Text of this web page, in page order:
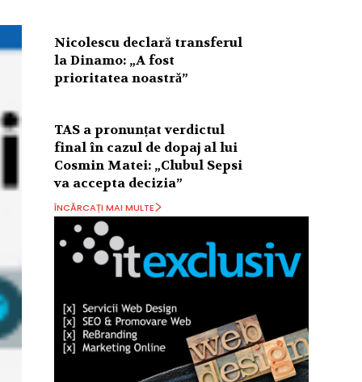
Nicolescu declară transferul
la Dinamo: „A fost
prioritatea noastră”
TAS a pronunțat verdictul
final în cazul de dopaj al lui
Cosmin Matei: „Clubul Sepsi
va accepta decizia”
ÎNCĂRCAȚI MAI MULTE